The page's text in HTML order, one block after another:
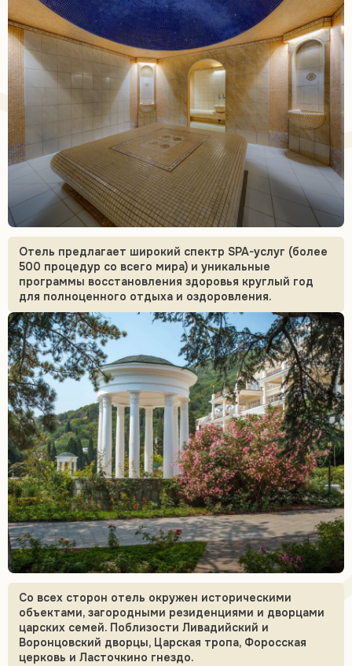
Отель предлагает широкий спектр SPA-услуг (более
500 процедур со всего мира) и уникальные
программы восстановления здоровья круглый год
для полноценного отдыха и оздоровления.
Со всех сторон отель окружен историческими
объектами, загородными резиденциями и дворцами
царских семей. Поблизости Ливадийский и
Воронцовский дворцы, Царская тропа, Форосская
церковь и Ласточкино гнездо.